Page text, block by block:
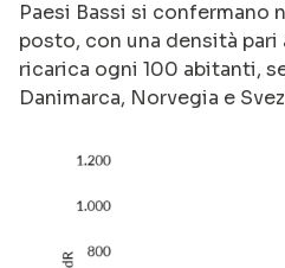
Paesi Bassi si confermano
posto, con una densità pari
ricarica ogni 100 abitanti,
Danimarca, Norvegia e